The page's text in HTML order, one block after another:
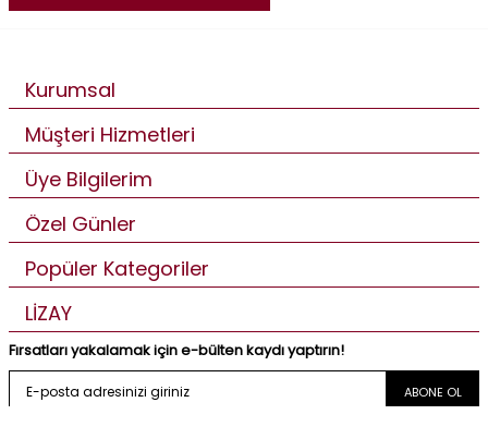
Kurumsal
Müşteri Hizmetleri
Üye Bilgilerim
Özel Günler
Popüler Kategoriler
LİZAY
Fırsatları yakalamak için e-bülten kaydı yaptırın!
ABONE OL